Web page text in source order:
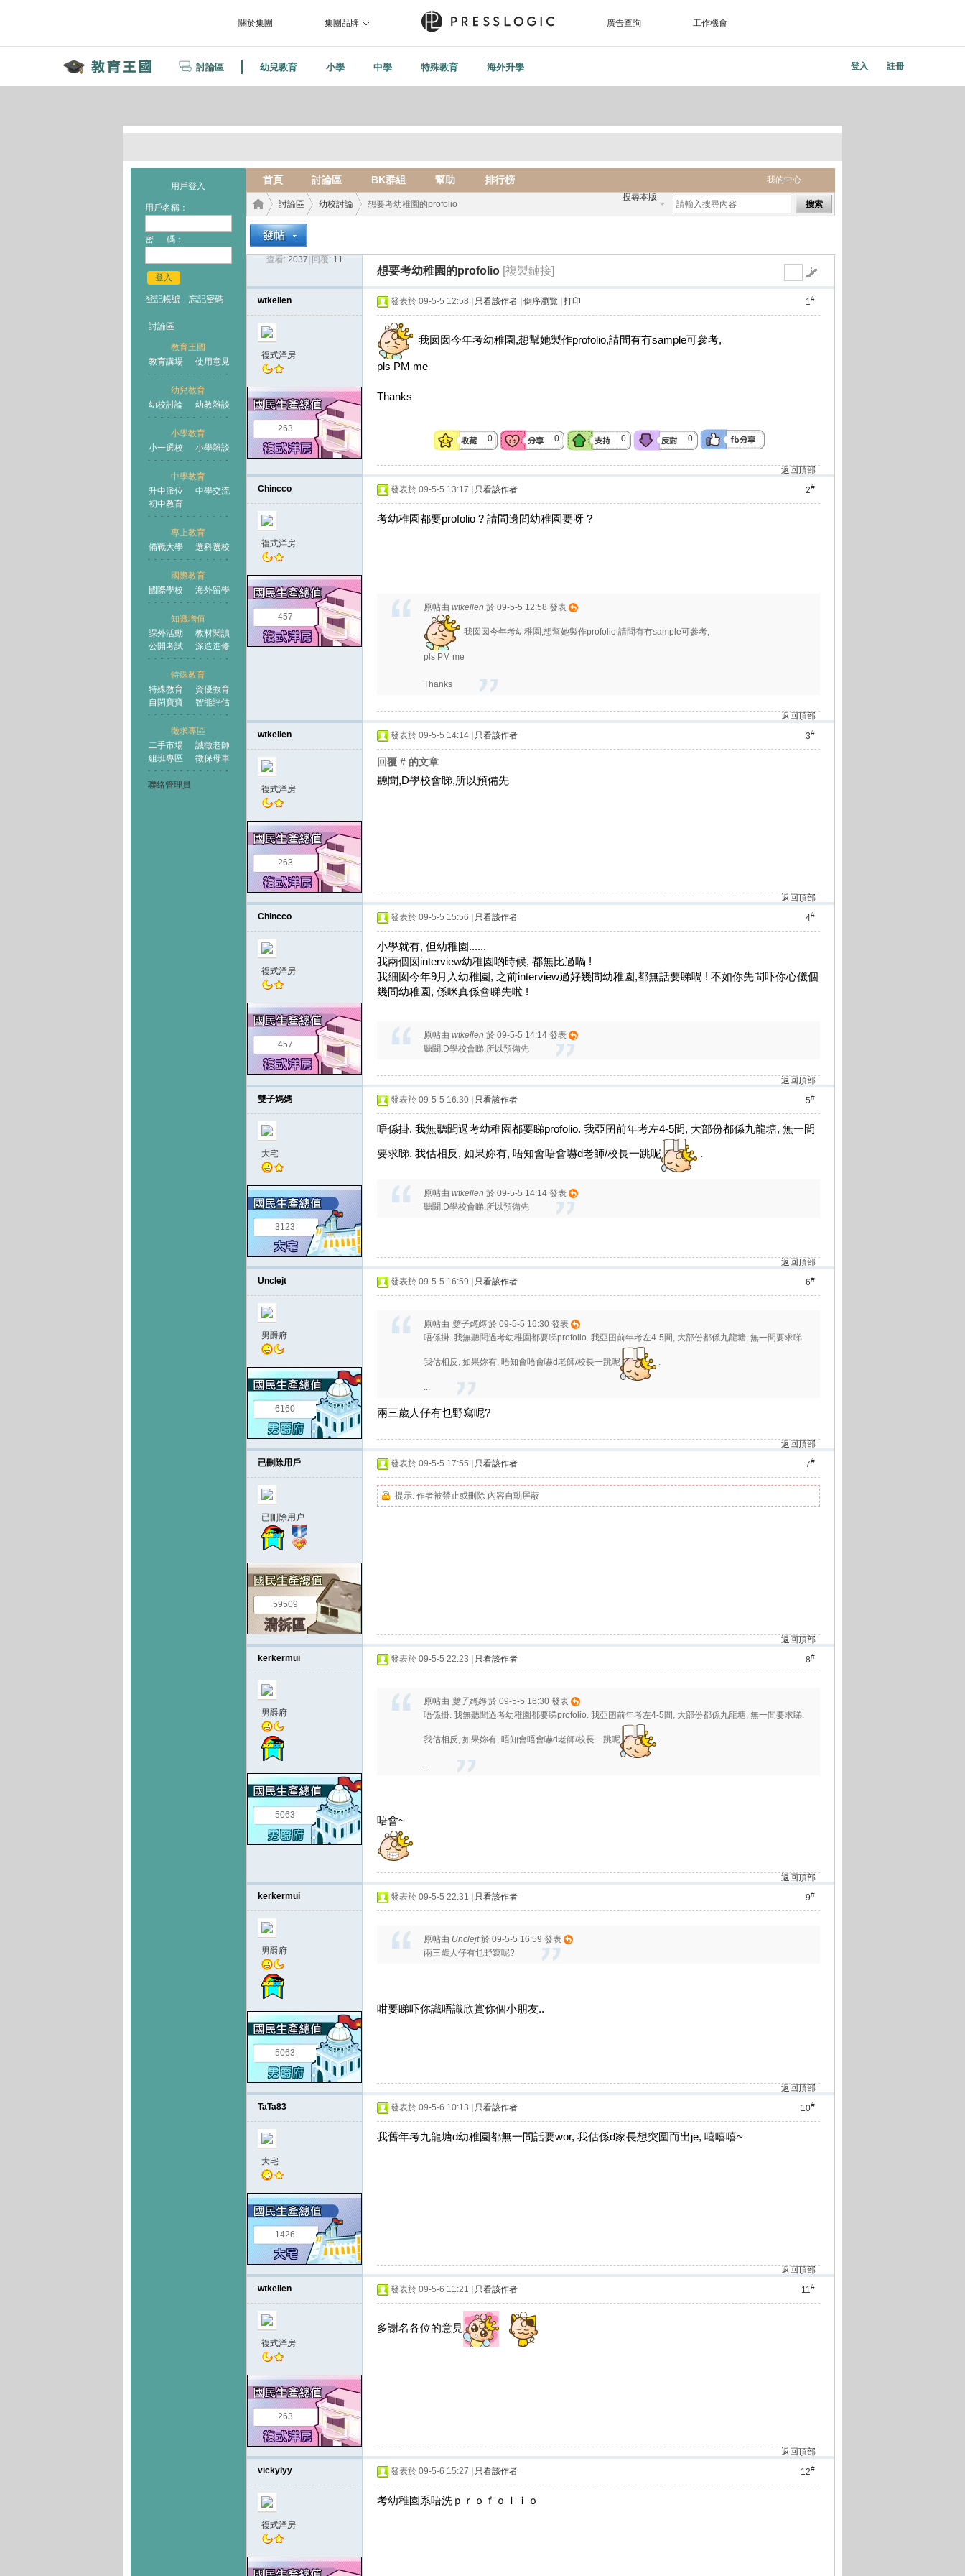
關於集團 集團品牌 廣告查詢 工作機會
討論區 幼兒教育 小學 中學 特殊教育 海外升學 登入 註冊
用戶登入
用戶名稱：
密 碼：
登入
登記帳號 忘記密碼
討論區
教育王國
教育講場
使用意見
幼兒教育
幼校討論
幼教雜談
小學教育
小一選校
小學雜談
中學教育
升中派位
中學交流
初中教育
專上教育
備戰大學
選科選校
國際教育
國際學校
海外留學
知識增值
課外活動
教材閱讀
公開考試
深造進修
特殊教育
特殊教育
資優教育
自閉寶寶
智能評估
徵求專區
二手市場
誠徵老師
組班專區
徵保母車
聯絡管理員
我的中心
首頁 討論區 BK群組 幫助 排行榜
搜尋本版
搜索
王國
›
討論區
›
幼校討論 想要考幼稚園的profolio
查看: 2037 回覆: 11
想要考幼稚園的profolio [複製鏈接]
wtkellen
複式洋房
263
1#
發表於 09-5-5 12:58 只看該作者 倒序瀏覽 打印
我囡囡今年考幼稚園,想幫她製作profolio,請問有冇sample可參考,
pls PM me
Thanks
0 0 0 0
返回頂部
Chincco
複式洋房
457
2#
發表於 09-5-5 13:17 只看該作者
考幼稚園都要profolio ? 請問邊間幼稚園要呀 ?
原帖由 wtkellen 於 09-5-5 12:58 發表
我囡囡今年考幼稚園,想幫她製作profolio,請問有冇sample可參考,
pls PM me
Thanks
返回頂部
wtkellen
複式洋房
263
3#
發表於 09-5-5 14:14 只看該作者
回覆 # 的文章
聽聞,D學校會睇,所以預備先
返回頂部
Chincco
複式洋房
457
4#
發表於 09-5-5 15:56 只看該作者
小學就有, 但幼稚園......
我兩個囡interview幼稚園啲時候, 都無比過喎 !
我細囡今年9月入幼稚園, 之前interview過好幾間幼稚園,都無話要睇喎 ! 不如你先問吓你心儀個
幾間幼稚園, 係咪真係會睇先啦 !
原帖由 wtkellen 於 09-5-5 14:14 發表
聽聞,D學校會睇,所以預備先
返回頂部
雙子媽媽
大宅
3123
5#
發表於 09-5-5 16:30 只看該作者
唔係掛. 我無聽聞過考幼稚園都要睇profolio. 我亞囝前年考左4-5間, 大部份都係九龍塘, 無一間
要求睇. 我估相反, 如果妳有, 唔知會唔會嚇d老師/校長一跳呢
.
原帖由 wtkellen 於 09-5-5 14:14 發表
聽聞,D學校會睇,所以預備先
返回頂部
Unclejt
男爵府
6160
6#
發表於 09-5-5 16:59 只看該作者
原帖由 雙子媽媽於 09-5-5 16:30 發表
唔係掛. 我無聽聞過考幼稚園都要睇profolio. 我亞囝前年考左4-5間, 大部份都係九龍塘, 無一間要求睇.
我估相反, 如果妳有, 唔知會唔會嚇d老師/校長一跳呢 .
...
兩三歲人仔有乜野寫呢?
返回頂部
已刪除用戶
已刪除用户
59509
7#
發表於 09-5-5 17:55 只看該作者
提示: 作者被禁止或刪除 內容自動屏蔽
返回頂部
kerkermui
男爵府
5063
8#
發表於 09-5-5 22:23 只看該作者
原帖由 雙子媽媽於 09-5-5 16:30 發表
唔係掛. 我無聽聞過考幼稚園都要睇profolio. 我亞囝前年考左4-5間, 大部份都係九龍塘, 無一間要求睇.
我估相反, 如果妳有, 唔知會唔會嚇d老師/校長一跳呢 .
...
唔會~
返回頂部
kerkermui
男爵府
5063
9#
發表於 09-5-5 22:31 只看該作者
原帖由 Unclejt於 09-5-5 16:59 發表
兩三歲人仔有乜野寫呢?
咁要睇吓你識唔識欣賞你個小朋友..
返回頂部
TaTa83
大宅
1426
10#
發表於 09-5-6 10:13 只看該作者
我舊年考九龍塘d幼稚園都無一間話要wor, 我估係d家長想突圍而出je, 嘻嘻嘻~
返回頂部
wtkellen
複式洋房
263
11#
發表於 09-5-6 11:21 只看該作者
多謝名各位的意見
返回頂部
vickylyy
複式洋房
12#
發表於 09-5-6 15:27 只看該作者
考幼稚園系唔洗ｐｒｏｆｏｌｉｏ